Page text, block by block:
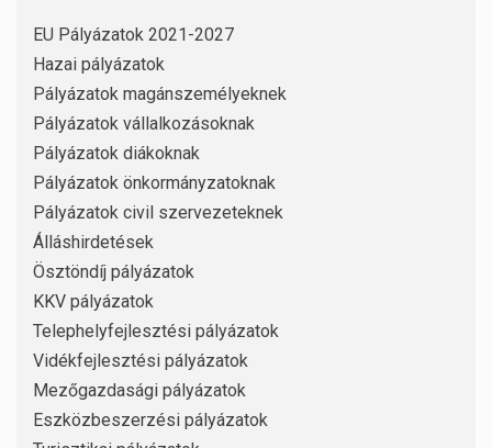
EU Pályázatok 2021-2027
Hazai pályázatok
Pályázatok magánszemélyeknek
Pályázatok vállalkozásoknak
Pályázatok diákoknak
Pályázatok önkormányzatoknak
Pályázatok civil szervezeteknek
Álláshirdetések
Ösztöndíj pályázatok
KKV pályázatok
Telephelyfejlesztési pályázatok
Vidékfejlesztési pályázatok
Mezőgazdasági pályázatok
Eszközbeszerzési pályázatok